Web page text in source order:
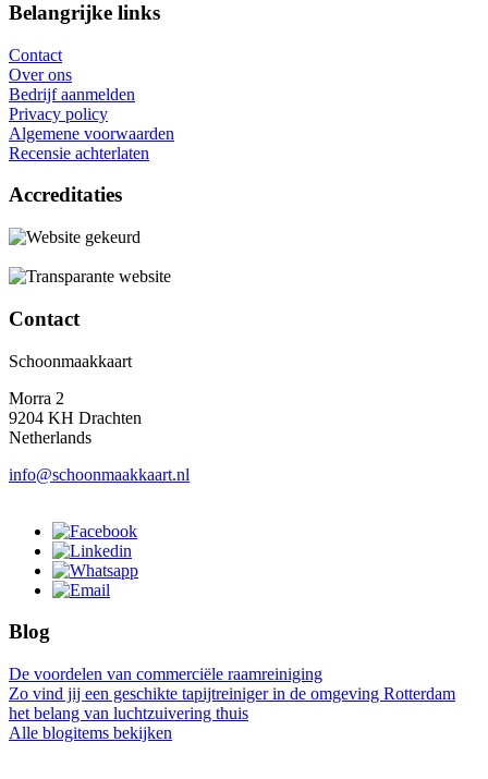
Belangrijke links
Contact
Over ons
Bedrijf aanmelden
Privacy policy
Algemene voorwaarden
Recensie achterlaten
Accreditaties
Contact
Schoonmaakkaart
Morra 2
9204 KH Drachten
Netherlands
info@schoonmaakkaart.nl
Blog
De voordelen van commerciële raamreiniging
Zo vind jij een geschikte tapijtreiniger in de omgeving Rotterdam
het belang van luchtzuivering thuis
Alle blogitems bekijken